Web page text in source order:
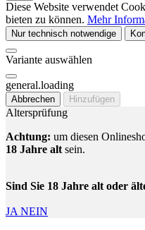
Diese Website verwendet
bieten zu können. Mehr
Nur technisch notwendige
Variante auswählen
general.loading
Abbrechen Hinzufügen
Altersprüfung
Achtung: um diesen
18 Jahre altsein.
Sind Sie 18 Jahre alt oder
JANEIN